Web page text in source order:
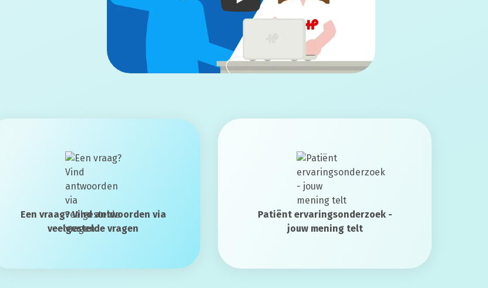
Play
Een vraag? Vind antwoorden via
veelgestelde vragen
Patiënt ervaringsonderzoek -
jouw mening telt